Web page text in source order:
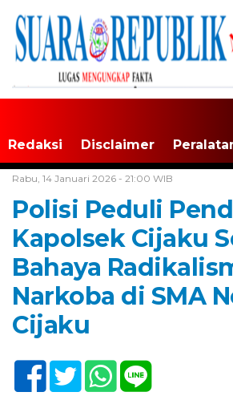
Redaksi Disclaimer
Rabu, 14 Januari 2026 - 21:00 WIB
Polisi Peduli
Kapolsek Cijaku
Bahaya
Narkoba di SMA
Cijaku